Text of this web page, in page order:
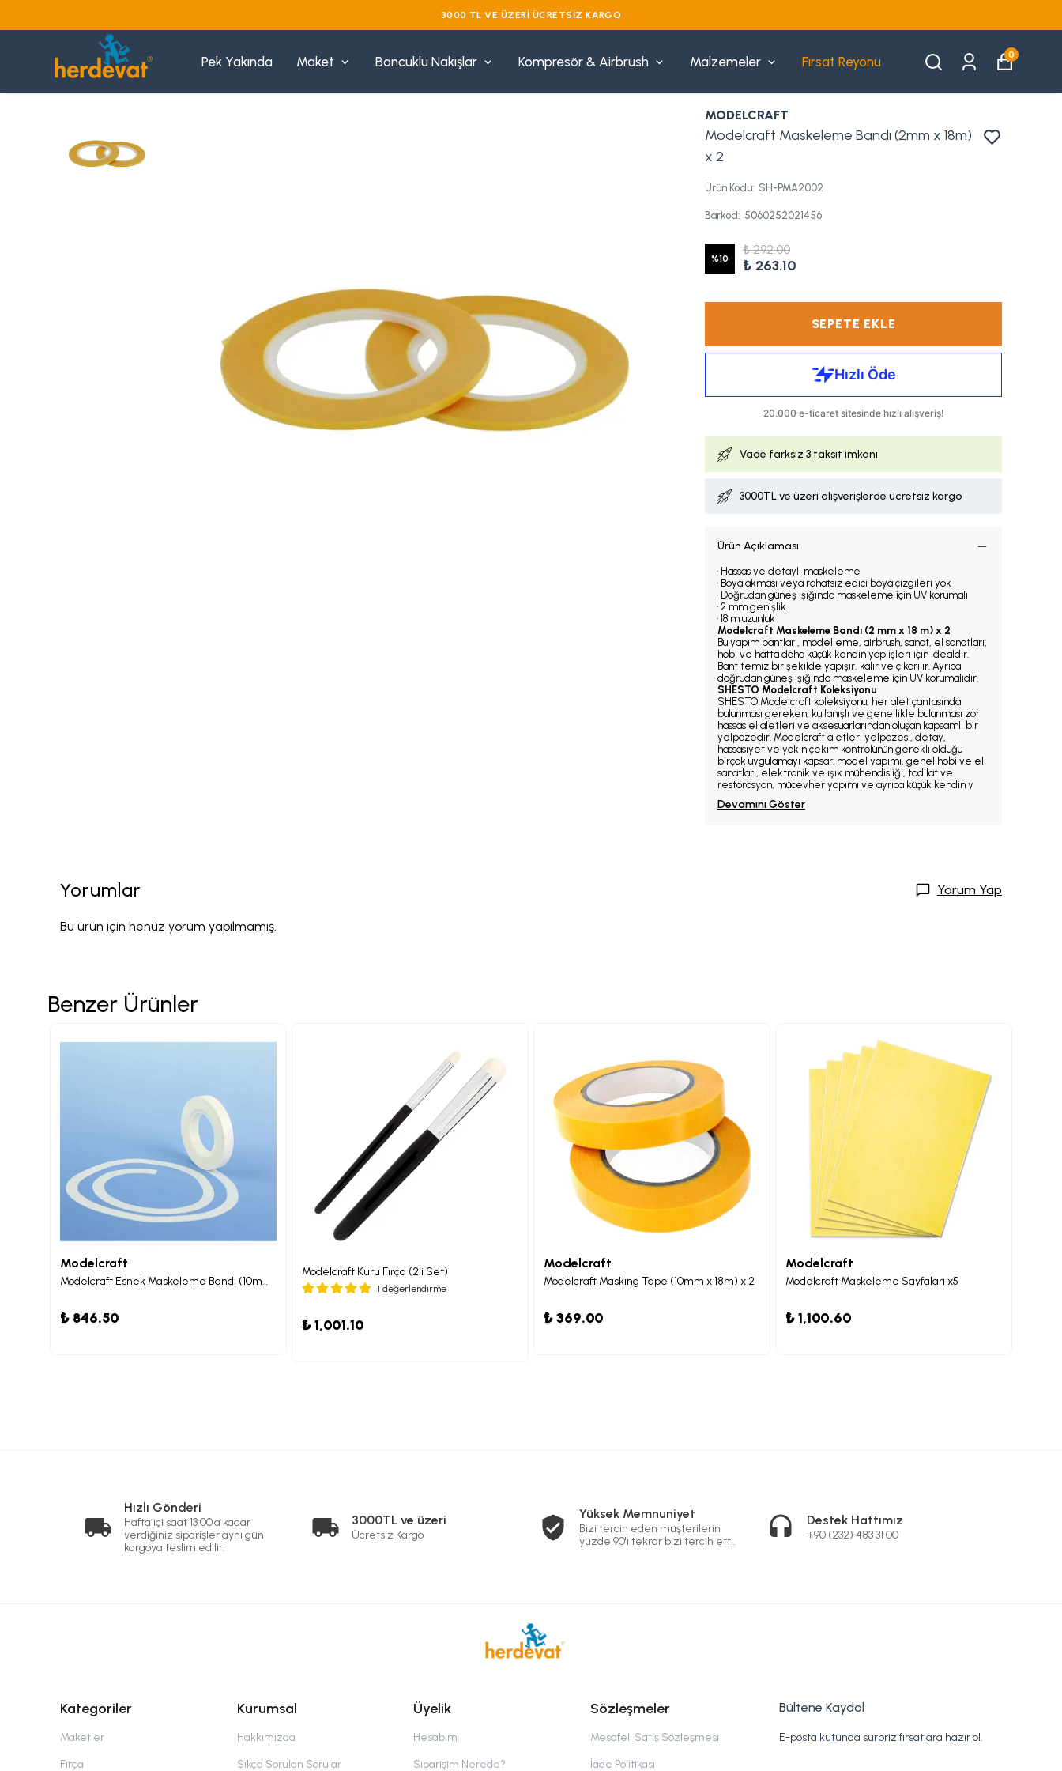
Pek Yakında Maket Boncuklu Nakışlar Kompresör & Airbrush Malzemeler Fırsat Reyonu 0
MODELCRAFT
Modelcraft Maskeleme Bandı (2mm x 18m)
x 2
Ürün Kodu: SH-PMA2002
Barkod: 5060252021456
%10
₺ 292.00
₺ 263.10
SEPETE EKLE
Vade farksız 3 taksit imkanı
3000TL ve üzeri alışverişlerde ücretsiz kargo
Ürün Açıklaması
• Hassas ve detaylı maskeleme
• Boya akması veya rahatsız edici boya çizgileri yok
• Doğrudan güneş ışığında maskeleme için UV korumalı
• 2 mm genişlik
• 18 m uzunluk
Modelcraft Maskeleme Bandı (2 mm x 18 m) x 2
Bu yapım bantları, modelleme, airbrush, sanat, el sanatları,
hobi ve hatta daha küçük kendin yap işleri için idealdir.
Bant temiz bir şekilde yapışır, kalır ve çıkarılır. Ayrıca
doğrudan güneş ışığında maskeleme için UV korumalıdır.
SHESTO Modelcraft Koleksiyonu
SHESTO Modelcraft koleksiyonu, her alet çantasında
bulunması gereken, kullanışlı ve genellikle bulunması zor
hassas el aletleri ve aksesuarlarından oluşan kapsamlı bir
yelpazedir. Modelcraft aletleri yelpazesi, detay,
hassasiyet ve yakın çekim kontrolünün gerekli olduğu
birçok uygulamayı kapsar: model yapımı, genel hobi ve el
sanatları, elektronik ve ışık mühendisliği, tadilat ve
restorasyon, mücevher yapımı ve ayrıca küçük kendin y
Devamını Göster
Yorumlar Yorum Yap
Bu ürün için henüz yorum yapılmamış.
Benzer Ürünler
Modelcraft
Modelcraft Esnek Maskeleme Bandı (10mm x 18m) x2
₺ 846.50
Modelcraft Kuru Fırça (2li Set)
1 değerlendirme
₺ 1,001.10
Modelcraft
Modelcraft Masking Tape (10mm x 18m) x 2
₺ 369.00
Modelcraft
Modelcraft Maskeleme Sayfaları x5
₺ 1,100.60
Hızlı Gönderi
Hafta içi saat 13:00'a kadar
verdiğiniz siparişler aynı gün
kargoya teslim edilir.
3000TL ve üzeri
Ücretsiz Kargo
Yüksek Memnuniyet
Bizi tercih eden müşterilerin
yüzde 90'ı tekrar bizi tercih etti.
Destek Hattımız
+90 (232) 483 31 00
Kategoriler
Maketler
Fırça
Kurumsal
Hakkımızda
Sıkça Sorulan Sorular
Üyelik
Hesabım
Siparişim Nerede?
Sözleşmeler
Mesafeli Satış Sözleşmesi
İade Politikası
Bültene Kaydol
E-posta kutunda sürpriz fırsatlara hazır ol.